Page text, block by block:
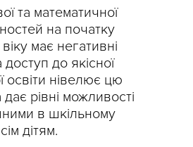
та математичної
на початку
має негативні
доступ до якісної
освіти нівелює цю
рівні можливості
в шкільному
дітям.